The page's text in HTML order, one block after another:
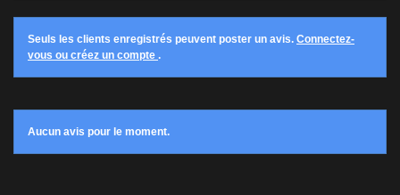
Seuls les clients enregistrés peuvent poster un avis. Connectez-
vous ou créez un compte .
Aucun avis pour le moment.